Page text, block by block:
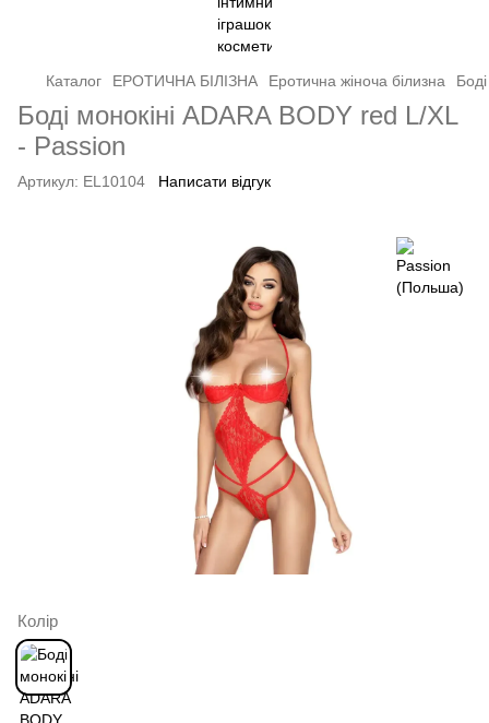
Каталог ЕРОТИЧНА БІЛІЗНА Еротична жіноча білизна Боді
Боді монокіні ADARA BODY red L/XL
- Passion
Артикул: EL10104 Написати відгук
Колір